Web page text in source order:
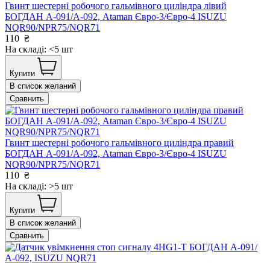
Гвинт шестерні робочого гальмівного циліндра лівий
БОГДАН А-091/А-092, Ataman Євро-3/Євро-4 ISUZU
NQR90/NPR75/NQR71
110 ₴
На складі: <5 шт
Купити
В список желаний
Сравнить
Гвинт шестерні робочого гальмівного циліндра правий
БОГДАН А-091/А-092, Ataman Євро-3/Євро-4 ISUZU
NQR90/NPR75/NQR71
110 ₴
На складі: >5 шт
Купити
В список желаний
Сравнить